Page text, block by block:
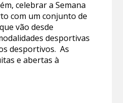
celebrar a Semana
com um conjunto de
vão desde
desportivas
desportivos. As
e abertas à